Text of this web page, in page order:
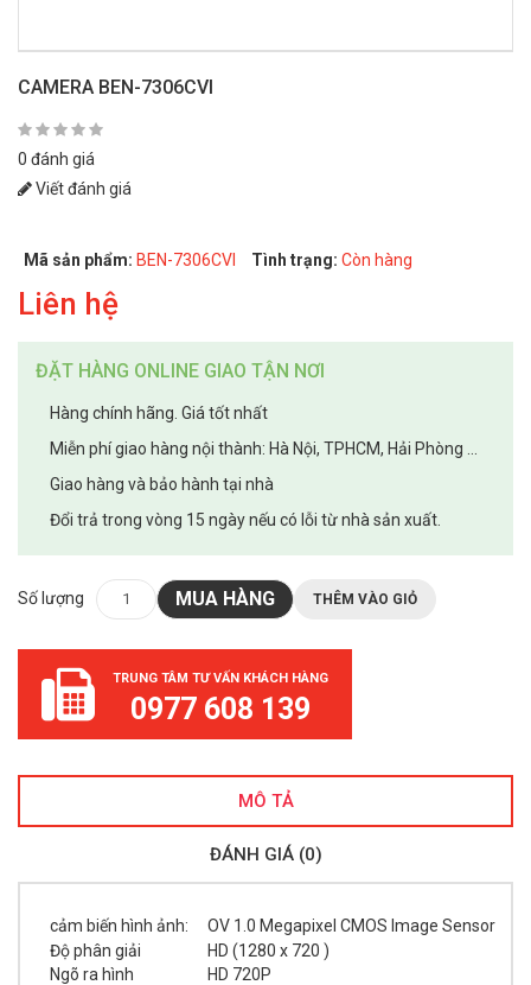
CAMERA BEN-7306CVI
0 đánh giá
Viết đánh giá
Mã sản phẩm: BEN-7306CVI Tình trạng: Còn hàng
Liên hệ
ĐẶT HÀNG ONLINE GIAO TẬN NƠI
Hàng chính hãng. Giá tốt nhất
Miễn phí giao hàng nội thành: Hà Nội, TPHCM, Hải Phòng ...
Giao hàng và bảo hành tại nhà
Đổi trả trong vòng 15 ngày nếu có lỗi từ nhà sản xuất.
Số lượng MUA HÀNG THÊM VÀO GIỎ
TRUNG TÂM TƯ VẤN KHÁCH HÀNG
0977 608 139
MÔ TẢ
ĐÁNH GIÁ (0)
cảm biến hình ảnh:
OV 1.0 Megapixel CMOS Image Sensor
Độ phân giải
HD (1280 x 720 )
Ngõ ra hình
HD 720P